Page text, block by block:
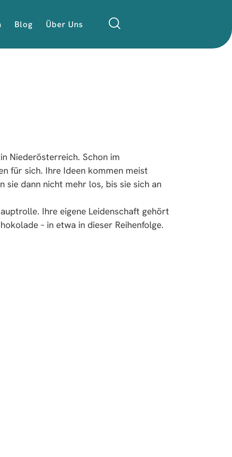
Blog Über Uns
Niederösterreich. Schon im
für sich. Ihre Ideen kommen meist
sie dann nicht mehr los, bis sie sich an
Ihre eigene Leidenschaft gehört
– in etwa in dieser Reihenfolge.